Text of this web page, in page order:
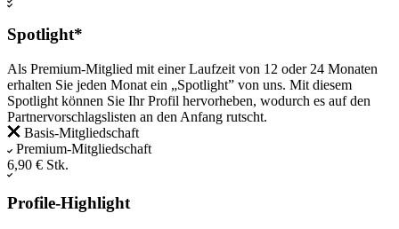
Spotlight*
Als Premium-Mitglied mit einer Laufzeit von 12 oder 24 Monaten
erhalten Sie jeden Monat ein „Spotlight” von uns. Mit diesem
Spotlight können Sie Ihr Profil hervorheben, wodurch es auf den
Partnervorschlagslisten an den Anfang rutscht.
Basis-Mitgliedschaft
Premium-Mitgliedschaft
6,90 € Stk.
Profile-Highlight